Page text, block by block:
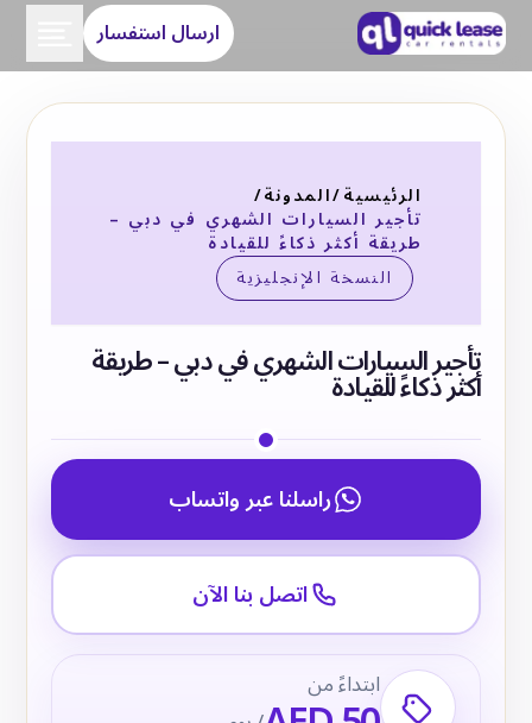
ارسال استفسار
الرئيسية/المدونة/
تأجير السيارات الشهري في دبي –
طريقة أكثر ذكاءً للقيادة
النسخة الإنجليزية
تأجير السيارات الشهري في دبي – طريقة
أكثر ذكاءً للقيادة
راسلنا عبر واتساب
اتصل بنا الآن
ابتداءً من